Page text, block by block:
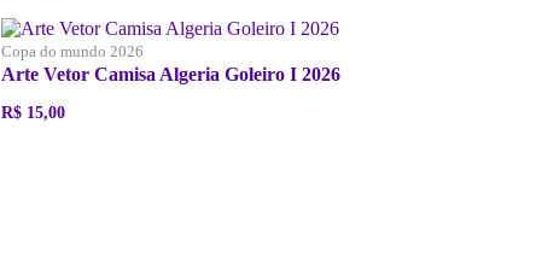
Copa do mundo 2026
Arte Vetor Camisa Algeria Goleiro I 2026
R$ 15,00